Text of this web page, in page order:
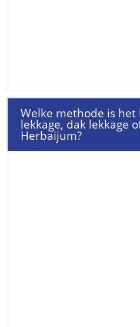
Welke methode is het
lekkage, dak lekkage
Herbaijum?